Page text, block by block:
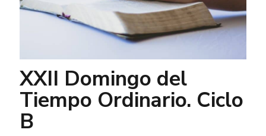
XXII Domingo del
Tiempo Ordinario. Ciclo
B